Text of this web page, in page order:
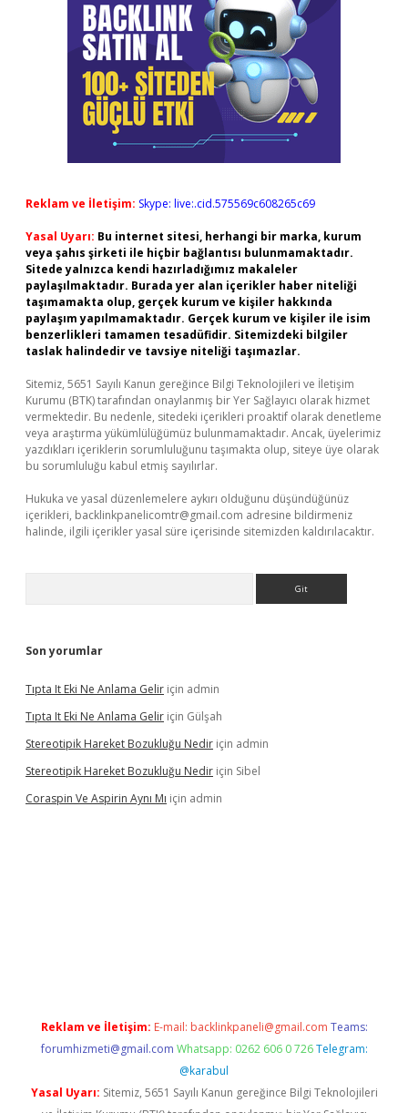
Reklam ve İletişim: Skype: live:.cid.575569c608265c69
Yasal Uyarı: Bu internet sitesi, herhangi bir marka, kurum
veya şahıs şirketi ile hiçbir bağlantısı bulunmamaktadır.
Sitede yalnızca kendi hazırladığımız makaleler
paylaşılmaktadır. Burada yer alan içerikler haber niteliği
taşımamakta olup, gerçek kurum ve kişiler hakkında
paylaşım yapılmamaktadır. Gerçek kurum ve kişiler ile isim
benzerlikleri tamamen tesadüfidir. Sitemizdeki bilgiler
taslak halindedir ve tavsiye niteliği taşımazlar.
Sitemiz, 5651 Sayılı Kanun gereğince Bilgi Teknolojileri ve İletişim
Kurumu (BTK) tarafından onaylanmış bir Yer Sağlayıcı olarak hizmet
vermektedir. Bu nedenle, sitedeki içerikleri proaktif olarak denetleme
veya araştırma yükümlülüğümüz bulunmamaktadır. Ancak, üyelerimiz
yazdıkları içeriklerin sorumluluğunu taşımakta olup, siteye üye olarak
bu sorumluluğu kabul etmiş sayılırlar.
Hukuka ve yasal düzenlemelere aykırı olduğunu düşündüğünüz
içerikleri, backlinkpanelicomtr@gmail.com adresine bildirmeniz
halinde, ilgili içerikler yasal süre içerisinde sitemizden kaldırılacaktır.
Son yorumlar
Tıpta It Eki Ne Anlama Gelir için admin
Tıpta It Eki Ne Anlama Gelir için Gülşah
Stereotipik Hareket Bozukluğu Nedir için admin
Stereotipik Hareket Bozukluğu Nedir için Sibel
Coraspin Ve Aspirin Aynı Mı için admin
Reklam ve İletişim: E-mail: backlinkpaneli@gmail.com Teams:
forumhizmeti@gmail.com Whatsapp: 0262 606 0 726 Telegram:
@karabul
Yasal Uyarı: Sitemiz, 5651 Sayılı Kanun gereğince Bilgi Teknolojileri